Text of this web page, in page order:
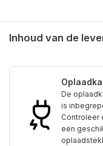
Inhoud van de
De
is
Controleer
een